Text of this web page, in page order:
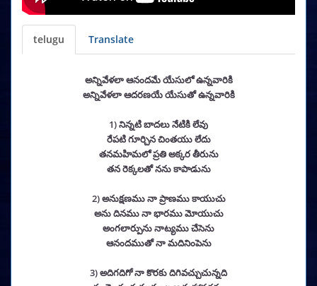
telugu Translate
అన్నివేళలా ఆనందమే యేసులో ఉన్నవారికి
అన్నివేళలా ఆదరణయే యేసుతో ఉన్నవారికి
1) నిన్నటి బాదలు నేటికి లేవు
రేపటి గూర్చిన చింతయు లేదు
తనమహిమలో ప్రతి అక్కర తీరును
తన రెక్కలతో నను కాపాడును
2) అనుక్షణము నా ప్రాణము కాయుచు
అను దినము నా భారము మోయుచు
అంగలార్పును నాట్యము చేసెను
ఆనందముతో నా మదినింపెను
3) అదిగదిగో నా కొరకు దిగివచ్చుచున్నది